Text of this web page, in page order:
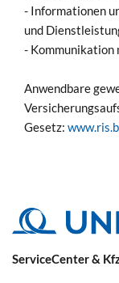
- Informationen
und
- Kommunikation
Anwendbare
Gesetz:
ServiceCenter &